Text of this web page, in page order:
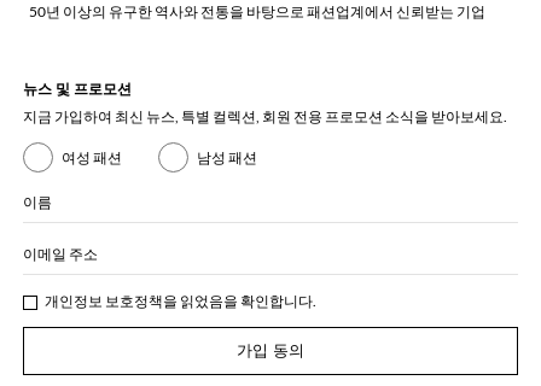
50년 이상의 유구한 역사와 전통을 바탕으로 패션업계에서 신뢰받는 기업
뉴스 및 프로모션
지금 가입하여 최신 뉴스, 특별 컬렉션, 회원 전용 프로모션 소식을 받아보세요.
여성 패션 남성 패션
이름
이메일 주소
개인정보 보호정책을 읽었음을 확인합니다.
가입 동의